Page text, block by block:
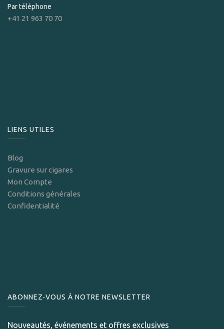
Par téléphone
+41 21 963 70 70
LIENS UTILES
Blog
Gravure sur cigares
Mon Compte
Conditions générales
Confidentialité
ABONNEZ-VOUS À NOTRE NEWSLETTER
Nouveautés, événements et offres exclusives